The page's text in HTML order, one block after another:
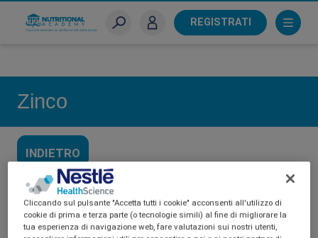
REGISTRATI
Zinco
INDIETRO
Cliccando sul pulsante "Accetta tutti i cookie" acconsenti all'utilizzo di
cookie di prima e terza parte (o tecnologie simili) al fine di migliorare la
tua esperienza di navigazione web, fare valutazioni sui nostri utenti,